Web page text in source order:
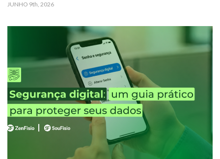
JUNHO 9th, 2026